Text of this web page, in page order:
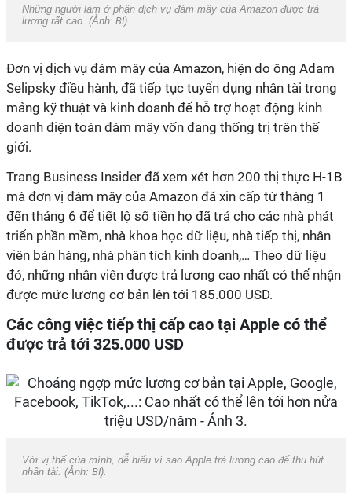
Những người làm ở phận dịch vụ đám mây của Amazon được trả
lương rất cao. (Ảnh: BI).
Đơn vị dịch vụ đám mây của Amazon, hiện do ông Adam
Selipsky điều hành, đã tiếp tục tuyển dụng nhân tài trong
mảng kỹ thuật và kinh doanh để hỗ trợ hoạt động kinh
doanh điện toán đám mây vốn đang thống trị trên thế
giới.
Trang Business Insider đã xem xét hơn 200 thị thực H-1B
mà đơn vị đám mây của Amazon đã xin cấp từ tháng 1
đến tháng 6 để tiết lộ số tiền họ đã trả cho các nhà phát
triển phần mềm, nhà khoa học dữ liệu, nhà tiếp thị, nhân
viên bán hàng, nhà phân tích kinh doanh,… Theo dữ liệu
đó, những nhân viên được trả lương cao nhất có thể nhận
được mức lương cơ bản lên tới 185.000 USD.
Các công việc tiếp thị cấp cao tại Apple có thể
được trả tới 325.000 USD
Với vị thế của mình, dễ hiểu vì sao Apple trả lương cao để thu hút
nhân tài. (Ảnh: BI).